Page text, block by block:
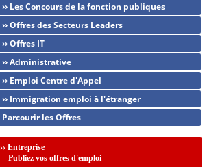
›› Les Concours de la fonction publiques
›› Offres des Secteurs Leaders
›› Offres IT
›› Administrative
›› Emploi Centre d'Appel
›› Immigration emploi à l'étranger
Parcourir les Offres
›› Entreprise
Publiez vos offres d'emploi